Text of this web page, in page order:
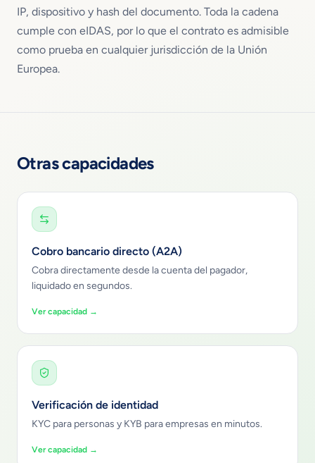
IP, dispositivo y hash del documento. Toda la cadena
cumple con eIDAS, por lo que el contrato es admisible
como prueba en cualquier jurisdicción de la Unión
Europea.
Otras capacidades
Cobro bancario directo (A2A)
Cobra directamente desde la cuenta del pagador,
liquidado en segundos.
Ver capacidad →
Verificación de identidad
KYC para personas y KYB para empresas en minutos.
Ver capacidad →